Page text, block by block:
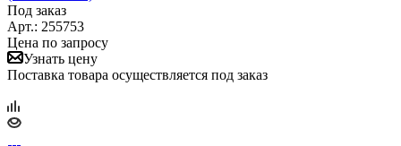
Под заказ
Арт.: 255753
Цена по запросу
Узнать цену
Поставка товара осуществляется под заказ